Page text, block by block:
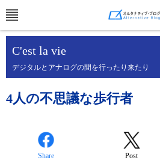
C'est la vie
デジタルとアナログの間を行ったり来たり
4人の不思議な歩行者
Share Post